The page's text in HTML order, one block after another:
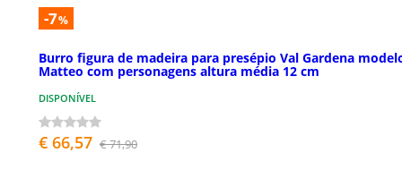
-7%
Burro figura de madeira para presépio Val Gardena
Matteo com personagens altura média 12 cm
DISPONÍVEL
€ 66,57 € 71,90